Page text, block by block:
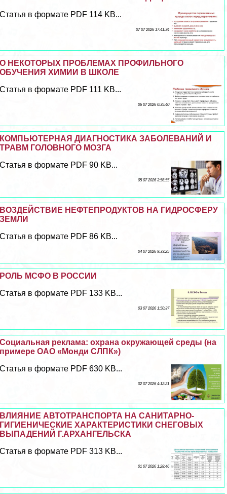
Статья в формате PDF 114 KB...
07 07 2026 17:41:34
О НЕКОТОРЫХ ПРОБЛЕМАХ ПРОФИЛЬНОГО
ОБУЧЕНИЯ ХИМИИ В ШКОЛЕ
Статья в формате PDF 111 KB...
06 07 2026 0:35:40
КОМПЬЮТЕРНАЯ ДИАГНОСТИКА ЗАБОЛЕВАНИЙ И
ТРАВМ ГОЛОВНОГО МОЗГА
Статья в формате PDF 90 KB...
05 07 2026 3:56:55
ВОЗДЕЙСТВИЕ НЕФТЕПРОДУКТОВ НА ГИДРОСФЕРУ
ЗЕМЛИ
Статья в формате PDF 86 KB...
04 07 2026 9:33:25
РОЛЬ МСФО В РОССИИ
Статья в формате PDF 133 KB...
03 07 2026 1:50:37
Социальная реклама: охрана окружающей среды (на
примере ОАО «Монди СЛПК»)
Статья в формате PDF 630 KB...
02 07 2026 4:12:21
ВЛИЯНИЕ АВТОТРАНСПОРТА НА САНИТАРНО-
ГИГИЕНИЧЕСКИЕ ХАРАКТЕРИСТИКИ СНЕГОВЫХ
ВЫПАДЕНИЙ Г.АРХАНГЕЛЬСКА
Статья в формате PDF 313 KB...
01 07 2026 1:28:46